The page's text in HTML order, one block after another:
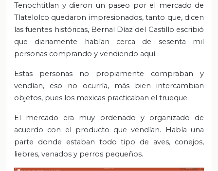
Tenochtitlan y dieron un paseo por el mercado de
Tlatelolco quedaron impresionados, tanto que, dicen
las fuentes históricas, Bernal Díaz del Castillo escribió
que diariamente habían cerca de sesenta mil
personas comprando y vendiendo aquí.
Estas personas no propiamente compraban y
vendían, eso no ocurría, más bien intercambian
objetos, pues los mexicas practicaban el trueque.
El mercado era muy ordenado y organizado de
acuerdo con el producto que vendían. Había una
parte donde estaban todo tipo de aves, conejos,
liebres, venados y perros pequeños.